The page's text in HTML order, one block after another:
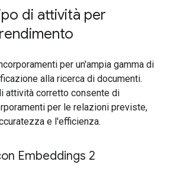
di attività per
per un'ampia gamma di
alla ricerca di documenti.
attività corretto consente di
per le relazioni previste,
e l'efficienza.
Embeddings 2